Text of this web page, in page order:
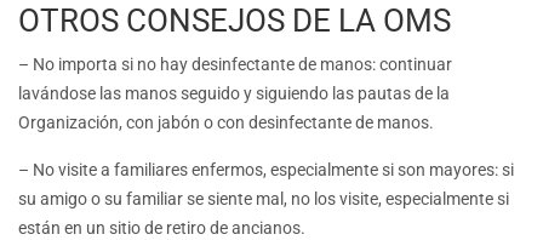
OTROS CONSEJOS DE LA OMS
– No importa si no hay desinfectante de manos: continuar
lavándose las manos seguido y siguiendo las pautas de la
Organización, con jabón o con desinfectante de manos.
– No visite a familiares enfermos, especialmente si son mayores: si
su amigo o su familiar se siente mal, no los visite, especialmente si
están en un sitio de retiro de ancianos.